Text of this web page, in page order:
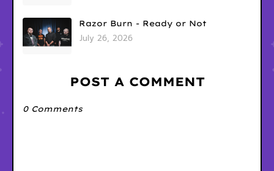
Razor Burn - Ready or Not
July 26, 2026
POST A COMMENT
0 Comments